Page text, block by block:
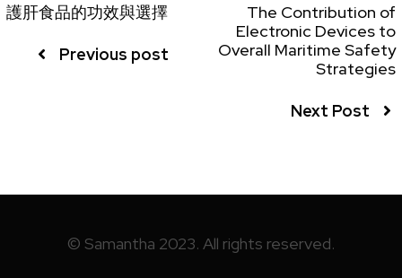
護肝食品的功效與選擇
Previous post
The Contribution of
Electronic Devices to
Overall Maritime Safety
Strategies
Next Post
© Samantha 2023. All rights reserved.